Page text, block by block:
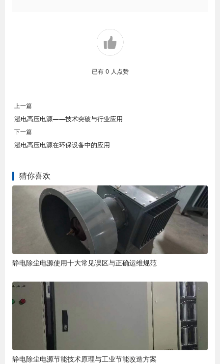
已有 0 人点赞
上一篇
湿电高压电源——技术突破与行业应用
下一篇
湿电高压电源在环保设备中的应用
猜你喜欢
静电除尘电源使用十大常见误区与正确运维规范
静电除尘电源节能技术原理与工业节能改造方案